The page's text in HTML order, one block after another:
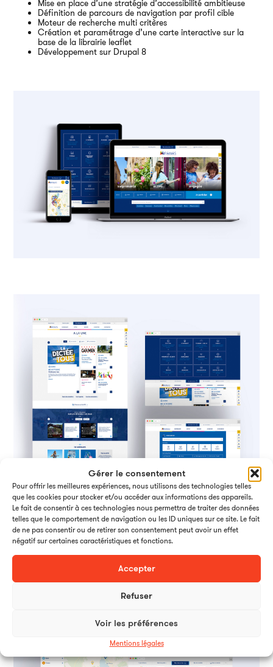
Gérer le consentement
Pour offrir les meilleures expériences, nous utilisons des technologies telles
que les cookies pour stocker et/ou accéder aux informations des appareils.
Le fait de consentir à ces technologies nous permettra de traiter des données
telles que le comportement de navigation ou les ID uniques sur ce site. Le fait
de ne pas consentir ou de retirer son consentement peut avoir un effet
négatif sur certaines caractéristiques et fonctions.
Accepter
Refuser
Voir les préférences
Mentions légales
Mise en place d’une stratégie d’accessibilité ambitieuse
Définition de parcours de navigation par profil cible
Moteur de recherche multi critères
Création et paramétrage d’une carte interactive sur la
base de la librairie leaflet
Développement sur Drupal 8